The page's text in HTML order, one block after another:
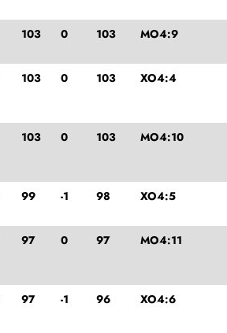
103 0 103 MO4:9
103 0 103 XO4:4
103 0 103 MO4:10
99 -1 98 XO4:5
97 0 97 MO4:11
97 -1 96 XO4:6